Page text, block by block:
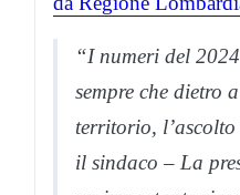
“I numeri del
sempre che dietro
territorio,
il sindaco – La